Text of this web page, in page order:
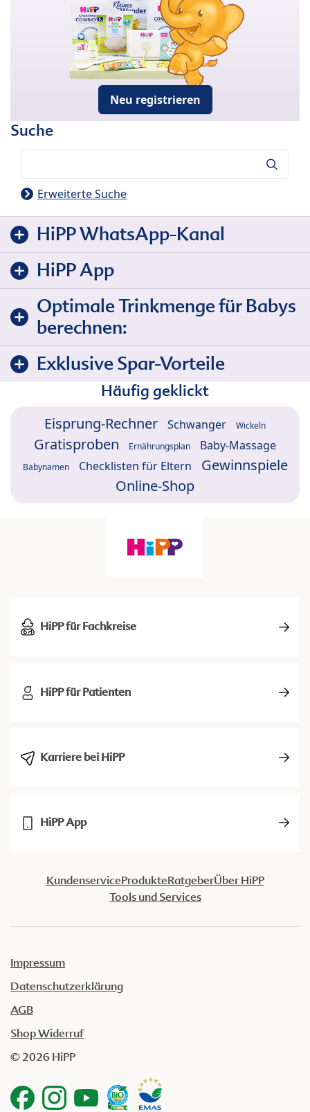
Neu registrieren
Suche
Erweiterte Suche
HiPP WhatsApp-Kanal
HiPP App
Optimale Trinkmenge für Babys
berechnen:
Exklusive Spar-Vorteile
Häufig geklickt
Eisprung-Rechner Schwanger Wickeln
Gratisproben Ernährungsplan Baby-Massage
Babynamen Checklisten für Eltern
Gewinnspiele
Online-Shop
HiPP für Fachkreise
HiPP für Patienten
Karriere bei HiPP
HiPP App
KundenserviceProdukteRatgeberÜber HiPP
Tools und Services
Impressum
Datenschutzerklärung
AGB
Shop Widerruf
© 2026 HiPP